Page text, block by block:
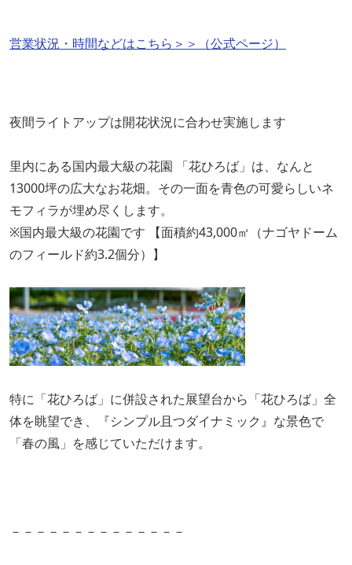
営業状況・時間などはこちら＞＞（公式ページ）
夜間ライトアップは開花状況に合わせ実施します
里内にある国内最大級の花園 「花ひろば」は、なんと
13000坪の広大なお花畑。その一面を青色の可愛らしいネ
モフィラが埋め尽くします。
※国内最大級の花園です 【面積約43,000㎡（ナゴヤドーム
のフィールド約3.2個分）】
特に「花ひろば」に併設された展望台から「花ひろば」全
体を眺望でき、『シンプル且つダイナミック』な景色で
「春の風」を感じていただけます。
－－－－－－－－－－－－－－